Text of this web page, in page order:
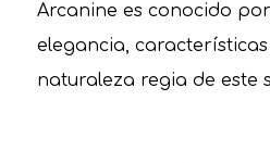
Arcanine es conocido
elegancia,
naturaleza regia de este